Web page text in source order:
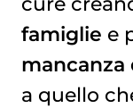
famiglie e
a quello